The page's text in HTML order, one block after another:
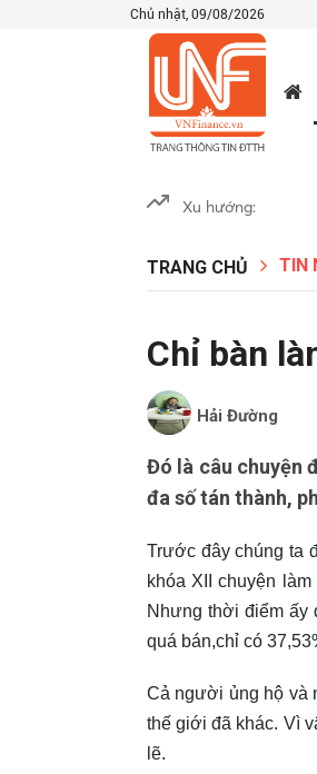
Chủ nhật, 09/08/2026
Xu hướng:
TRANG CHỦ TIN
Chỉ bàn
Hải Đường
Đó là câu chuyện
đa số tán thành,
Trước đây chúng ta
khóa XII chuyện làm
Nhưng thời điểm ấy
quá bán,chỉ có
Cả người ủng hộ và
thế giới đã khác. Vì
lẽ.